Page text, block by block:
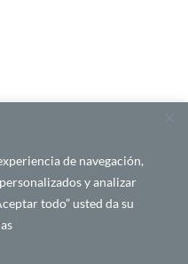
de navegación,
y analizar
todo” usted da su